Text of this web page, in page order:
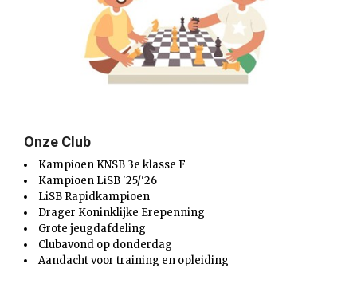
Onze Club
Kampioen KNSB 3e klasse F
Kampioen LiSB '25/'26
LiSB Rapidkampioen
Drager Koninklijke Erepenning
Grote jeugdafdeling
Clubavond op donderdag
Aandacht voor training en opleiding